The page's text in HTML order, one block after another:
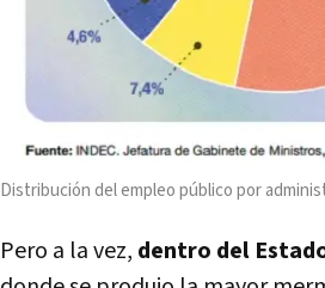
Distribución del empleo público por
Pero a la vez, dentro del